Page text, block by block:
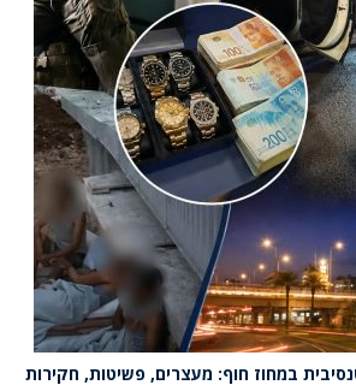
במחוז חוף: מעצרים, פשיטות, חקירות